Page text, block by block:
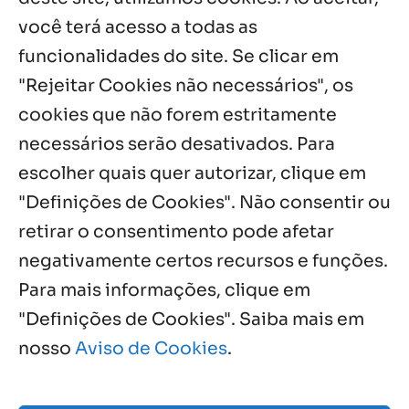
você terá acesso a todas as
funcionalidades do site. Se clicar em
"Rejeitar Cookies não necessários", os
cookies que não forem estritamente
necessários serão desativados. Para
escolher quais quer autorizar, clique em
"Definições de Cookies". Não consentir ou
retirar o consentimento pode afetar
negativamente certos recursos e funções.
Para mais informações, clique em
"Definições de Cookies". Saiba mais em
nosso Aviso de Cookies.
5 ago, 2026
Palavra Diária (05/08/2026)
Notícias por Categoria
Próximos Eventos
Agosto, 2026